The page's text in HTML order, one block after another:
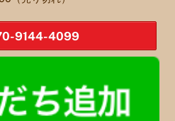
9144-4099